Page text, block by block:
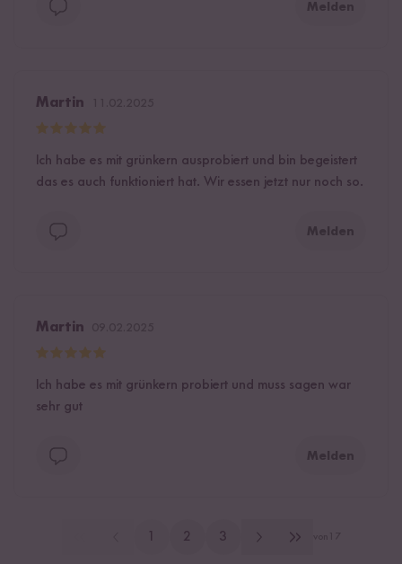
Melden
Martin
Ich habe es mit grünkern ausprobiert und bin begeistert
das es auch funktioniert hat. Wir essen jetzt nur noch so.
Melden
Martin
Ich habe es mit grünkern probiert und muss sagen war
sehr gut
Melden
1 2 3